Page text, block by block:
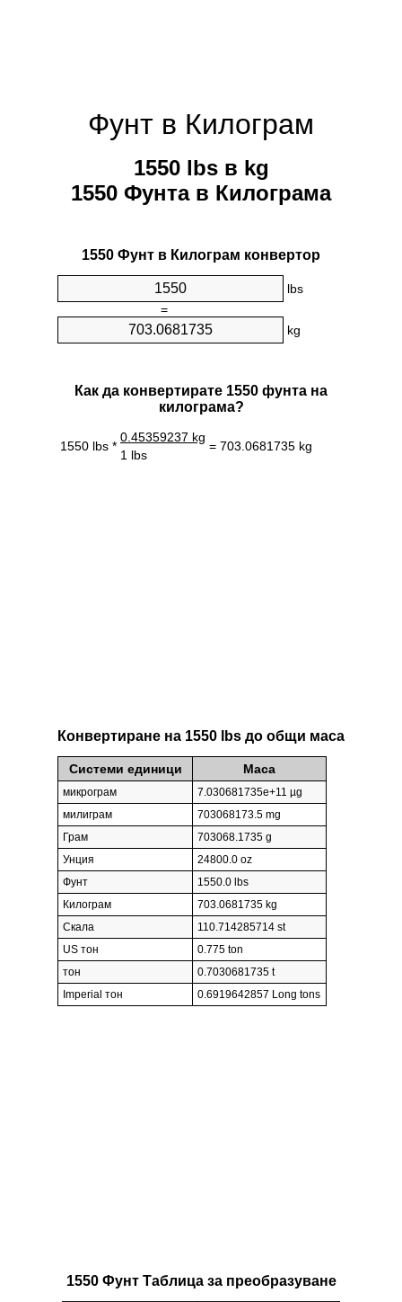
Фунт в Килограм
1550 lbs в kg
1550 Фунтa в Килограмa
1550 Фунт в Килограм конвертор
lbs
=
kg
Как да конвертирате 1550 фунтa на
килограмa?
1550 lbs *
0.45359237 kg
= 703.0681735 kg
1 lbs
Конвертиране на 1550 lbs до общи маса
Системи единици Маса
микрограм
7.030681735e+11 µg
милиграм
703068173.5 mg
Грам
703068.1735 g
Унция
24800.0 oz
Фунт
1550.0 lbs
Килограм
703.0681735 kg
Скала
110.714285714 st
US тон
0.775 ton
тон
0.7030681735 t
Imperial тон
0.6919642857 Long tons
1550 Фунт Таблица за преобразуване